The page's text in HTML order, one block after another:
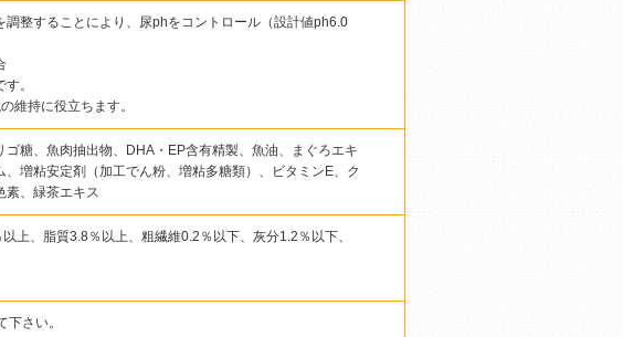
調整することにより、尿phをコントロール（設計値ph6.0
。
維持に役立ちます。
ゴ糖、魚肉抽出物、DHA・EP含有精製、魚油、まぐろエキ
増粘安定剤（加工でん粉、増粘多糖類）、ビタミンE、ク
素、緑茶エキス
上、脂質3.8％以上、粗繊維0.2％以下、灰分1.2％以下、
さい。